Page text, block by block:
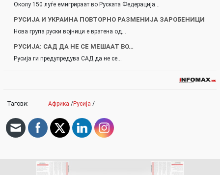
Околу 150 луѓе емигрираат во Руската Федерација…
РУСИЈА И УКРАИНА ПОВТОРНО РАЗМЕНИЈА ЗАРОБЕНИЦИ
Нова група руски војници е вратена од…
РУСИЈА: САД ДА НЕ СЕ МЕШААТ ВО…
Русија ги предупредува САД да не се…
Тагови: Африка /Русија /